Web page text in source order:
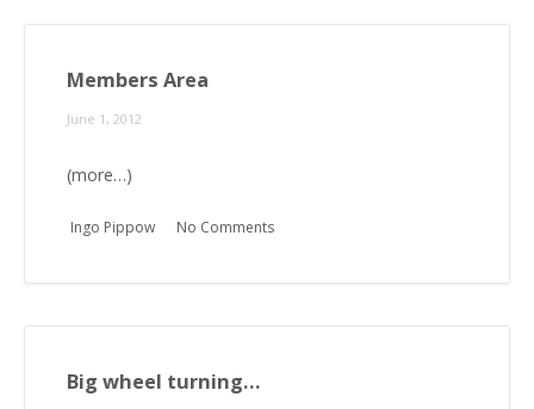
Members Area
June 1, 2012
(more…)
Ingo Pippow No Comments
Big wheel turning…